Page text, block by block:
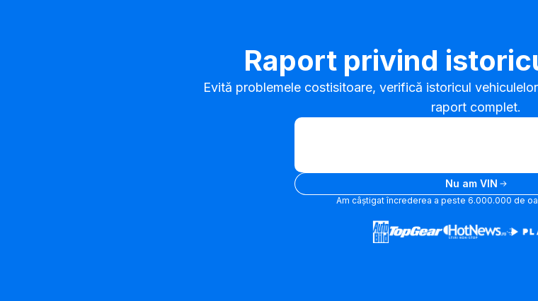
Raport privind
Evită problemele costisitoare, verifică istoricul
raport complet.
Introdu VIN
Introdu VIN
Nu am VIN
Am câștigat încrederea a peste 6.000.000 de